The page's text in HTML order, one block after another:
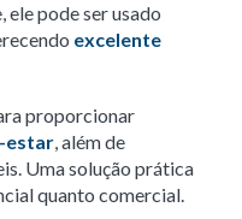
pode ser usado
excelente
proporcionar
estar , além de
Uma solução prática
quanto comercial.